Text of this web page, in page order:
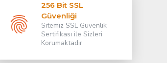
256 Bit SSL
Güvenliği
Sitemiz SSL Güvenlik
Sertifikası ile Sizleri
Korumaktadır